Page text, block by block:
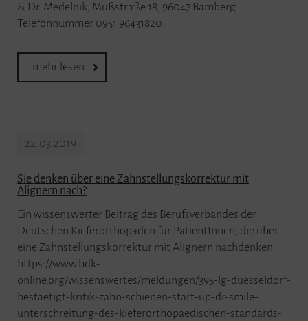
& Dr. Medelnik, Mußstraße 18, 96047 Bamberg.
Telefonnummer 0951 96431820.
mehr lesen
22.03.2019
Sie denken über eine Zahnstellungskorrektur mit
Alignern nach?
Ein wissenswerter Beitrag des Berufsverbandes der
Deutschen Kieferorthopäden für PatientInnen, die über
eine Zahnstellungskorrektur mit Alignern nachdenken:
https://www.bdk-
online.org/wissenswertes/meldungen/395-lg-duesseldorf-
bestaetigt-kritik-zahn-schienen-start-up-dr-smile-
unterschreitung-des-kieferorthopaedischen-standards-